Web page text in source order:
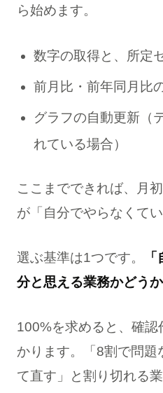
ら始めます。
数字の取得と、所定
前月比・前年同月比
グラフの自動更新（
れている場合）
ここまでできれば、月
が「自分でやらなくて
選ぶ基準は1つです。
分と思える業務かどうか
100%を求めると、確
かります。「8割で問題
て直す」と割り切れる